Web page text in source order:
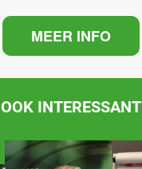
MEER INFO
OOK INTERESSANT